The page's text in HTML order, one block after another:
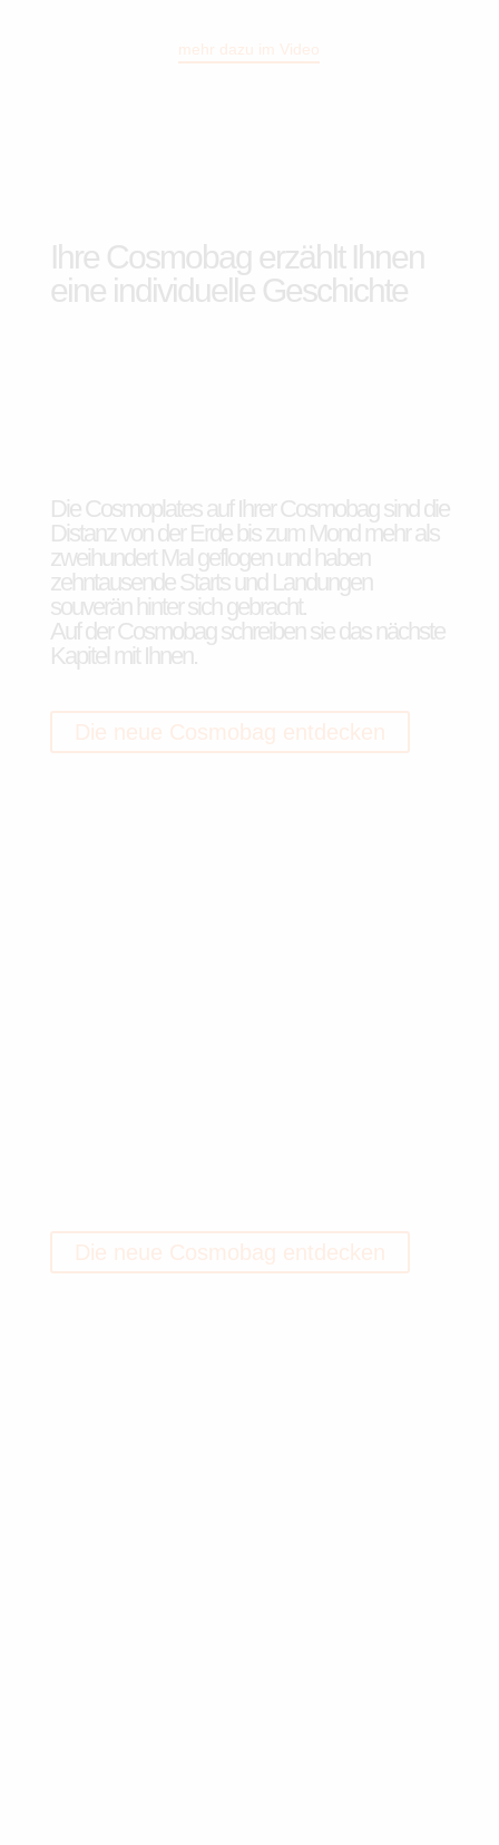
mehr dazu im Video
Ihre Cosmobag erzählt Ihnen
eine individuelle Geschichte
Die Cosmoplates auf Ihrer Cosmobag sind die
Distanz von der Erde bis zum Mond mehr als
zweihundert Mal geflogen und haben
zehntausende Starts und Landungen
souverän hinter sich gebracht.
Auf der Cosmobag schreiben sie das nächste
Kapitel mit Ihnen.
Die neue Cosmobag entdecken
Die neue Cosmobag entdecken